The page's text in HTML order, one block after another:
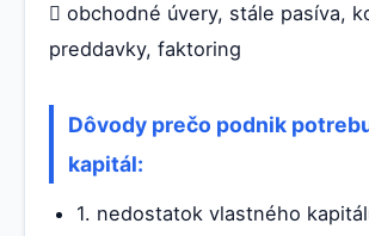
 obchodné úvery, stále pasíva,
preddavky, faktoring
Dôvody prečo podnik
kapitál:
1. nedostatok vlastného